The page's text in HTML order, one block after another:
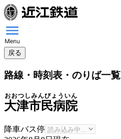
戻る
路線・時刻表・のりば一覧
大津市民病院
おおつしみんびょういん
降車バス停